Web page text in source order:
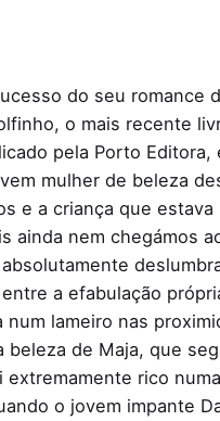
do seu romance
o mais recente
pela Porto
mulher de beleza
e a criança que
ainda nem chegámos
a efabulação
num lameiro nas
de Maja, que
extremamente rico
o jovem impante